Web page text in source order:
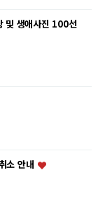
및 생애사진 100선
소 안내